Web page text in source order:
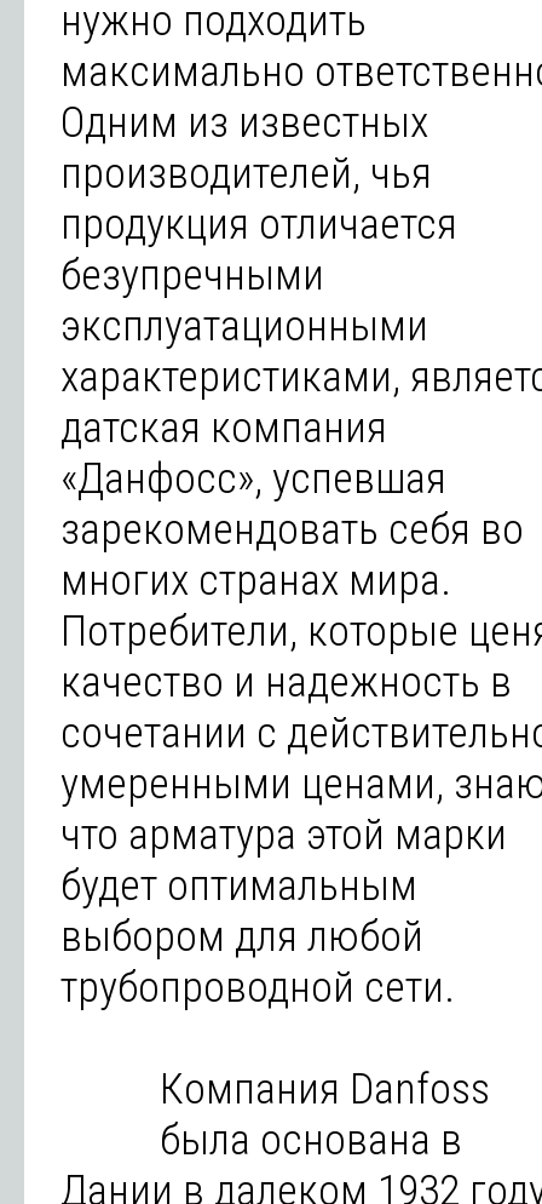
нужно подходить
максимально
Одним из известных
производителей, чья
продукция отличается
безупречными
эксплуатационными
характеристиками,
датская компания
«Данфосс», успевшая
зарекомендовать себя во
многих странах мира.
Потребители, которые
качество и надежность в
сочетании с
умеренными ценами,
что арматура этой марки
будет оптимальным
выбором для любой
трубопроводной сети.
Компания Danfoss
была основана в
Дании в далеком 1932